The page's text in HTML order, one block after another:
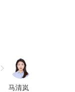
马清岚